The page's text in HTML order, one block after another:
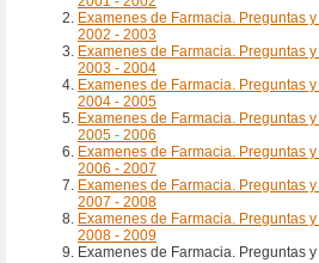
Examenes de Farmacia. Preguntas
2002 - 2003
Examenes de Farmacia. Preguntas
2003 - 2004
Examenes de Farmacia. Preguntas
2004 - 2005
Examenes de Farmacia. Preguntas
2005 - 2006
Examenes de Farmacia. Preguntas
2006 - 2007
Examenes de Farmacia. Preguntas
2007 - 2008
Examenes de Farmacia. Preguntas
2008 - 2009
Examenes de Farmacia. Preguntas